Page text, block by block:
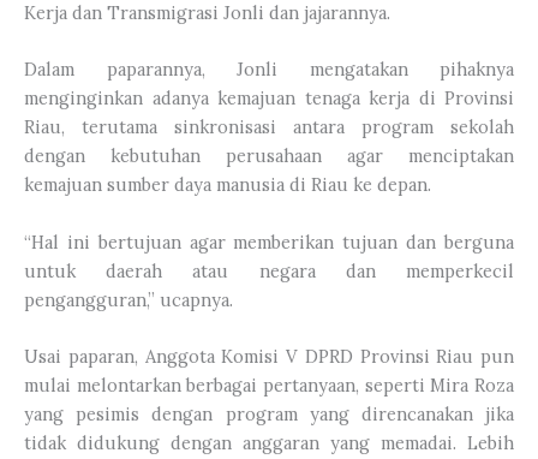
Kerja dan Transmigrasi Jonli dan jajarannya.
Dalam paparannya, Jonli mengatakan pihaknya
menginginkan adanya kemajuan tenaga kerja di Provinsi
Riau, terutama sinkronisasi antara program sekolah
dengan kebutuhan perusahaan agar menciptakan
kemajuan sumber daya manusia di Riau ke depan.
“Hal ini bertujuan agar memberikan tujuan dan berguna
untuk daerah atau negara dan memperkecil
pengangguran,” ucapnya.
Usai paparan, Anggota Komisi V DPRD Provinsi Riau pun
mulai melontarkan berbagai pertanyaan, seperti Mira Roza
yang pesimis dengan program yang direncanakan jika
tidak didukung dengan anggaran yang memadai. Lebih